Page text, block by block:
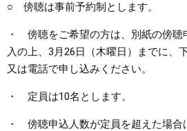
○ 傍聴は事前予約制とします。
・ 傍聴をご希望の方は、別紙の傍聴
入の上、3月26日（木曜日）までに、
又は電話で申し込みください。
・ 定員は10名とします。
・ 傍聴申込人数が定員を超えた場合